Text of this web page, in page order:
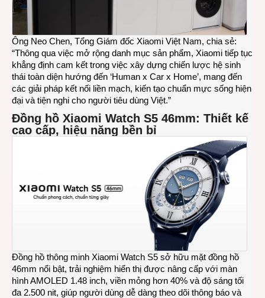
Ông Neo Chen, Tổng Giám đốc Xiaomi Việt Nam, chia sẻ:
“Thông qua việc mở rộng danh mục sản phẩm, Xiaomi tiếp tục
khẳng định cam kết trong việc xây dựng chiến lược hệ sinh
thái toàn diện hướng đến ‘Human x Car x Home’, mang đến
các giải pháp kết nối liền mạch, kiến tạo chuẩn mực sống hiện
đại và tiện nghi cho người tiêu dùng Việt.”
Đồng hồ Xiaomi Watch S5 46mm: Thiết kế
cao cấp, hiệu năng bền bỉ
Đồng hồ thông minh Xiaomi Watch S5 sở hữu mặt đồng hồ
46mm nổi bật, trải nghiệm hiển thị được nâng cấp với màn
hình AMOLED 1.48 inch, viền mỏng hơn 40% và độ sáng tối
đa 2.500 nit, giúp người dùng dễ dàng theo dõi thông báo và